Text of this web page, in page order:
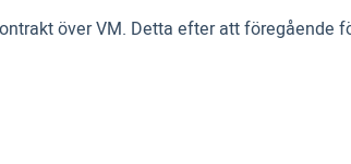
över VM. Detta efter att föregående